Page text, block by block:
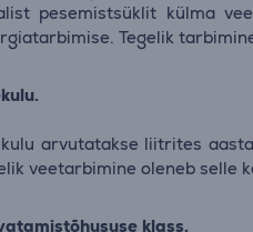
pesemistsüklit külma
Tegelik
arvutatakse liitrites
veetarbimine oleneb selle
klass.